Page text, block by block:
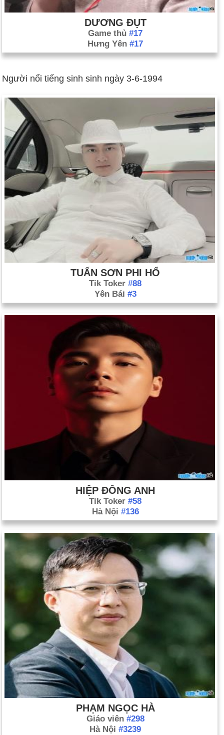
DƯƠNG ĐỤT
Game thủ #17
Hưng Yên #17
Người nổi tiếng sinh sinh ngày 3-6-1994
TUẤN SƠN PHI HỔ
Tik Toker #88
Yên Bái #3
HIỆP ĐÔNG ANH
Tik Toker #58
Hà Nội #136
PHẠM NGỌC HÀ
Giáo viên #298
Hà Nội #3239